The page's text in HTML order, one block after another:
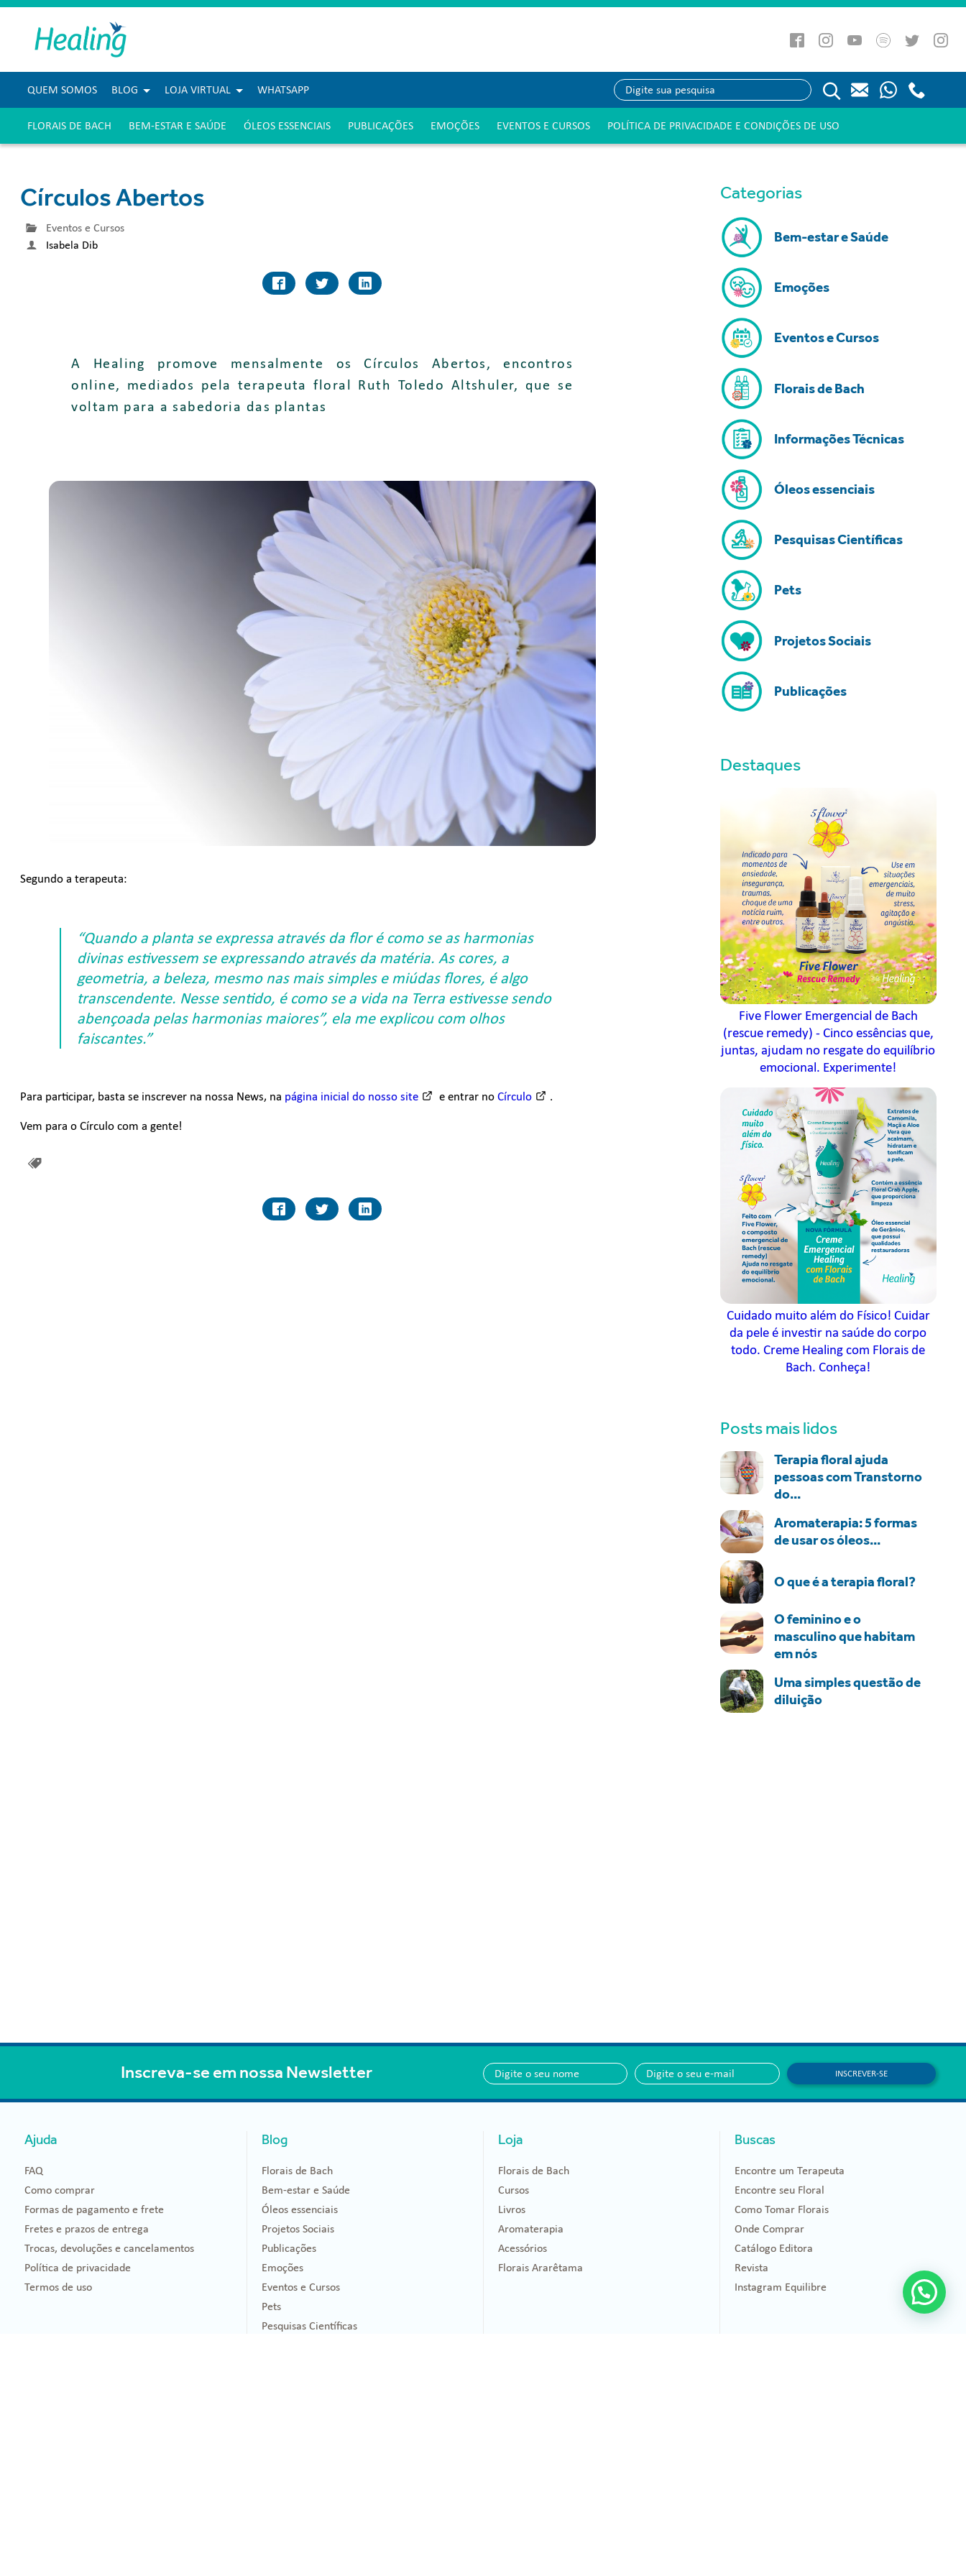
QUEM SOMOS BLOG LOJA VIRTUAL WHATSAPP
FLORAIS DE BACH BEM-ESTAR E SAÚDE ÓLEOS ESSENCIAIS PUBLICAÇÕES EMOÇÕES EVENTOS E CURSOS POLÍTICA DE PRIVACIDADE E CONDIÇÕES DE USO
Círculos Abertos
Eventos e Cursos
Isabela Dib
A Healing promove mensalmente os Círculos Abertos, encontros
online, mediados pela terapeuta floral Ruth Toledo Altshuler, que se
voltam para a sabedoria das plantas
Segundo a terapeuta:
“Quando a planta se expressa através da flor é como se as harmonias
divinas estivessem se expressando através da matéria. As cores, a
geometria, a beleza, mesmo nas mais simples e miúdas flores, é algo
transcendente. Nesse sentido, é como se a vida na Terra estivesse sendo
abençoada pelas harmonias maiores”, ela me explicou com olhos
faiscantes.”
Para participar, basta se inscrever na nossa News, na página inicial do nosso site e entrar no Círculo .
Vem para o Círculo com a gente!
Categorias
Bem-estar e Saúde
Emoções
Eventos e Cursos
Florais de Bach
Informações Técnicas
Óleos essenciais
Pesquisas Científicas
Pets
Projetos Sociais
Publicações
Destaques
Five Flower Emergencial de Bach
(rescue remedy) - Cinco essências que,
juntas, ajudam no resgate do equilíbrio
emocional. Experimente!
Cuidado muito além do Físico! Cuidar
da pele é investir na saúde do corpo
todo. Creme Healing com Florais de
Bach. Conheça!
Posts mais lidos
Terapia floral ajuda
pessoas com Transtorno
do...
Aromaterapia: 5 formas
de usar os óleos...
O que é a terapia floral?
O feminino e o
masculino que habitam
em nós
Uma simples questão de
diluição
Inscreva-se em nossa Newsletter INSCREVER-SE
Ajuda
FAQ
Como comprar
Formas de pagamento e frete
Fretes e prazos de entrega
Trocas, devoluções e cancelamentos
Política de privacidade
Termos de uso
Blog
Florais de Bach
Bem-estar e Saúde
Óleos essenciais
Projetos Sociais
Publicações
Emoções
Eventos e Cursos
Pets
Pesquisas Científicas
Loja
Florais de Bach
Cursos
Livros
Aromaterapia
Acessórios
Florais Ararêtama
Buscas
Encontre um Terapeuta
Encontre seu Floral
Como Tomar Florais
Onde Comprar
Catálogo Editora
Revista
Instagram Equilibre